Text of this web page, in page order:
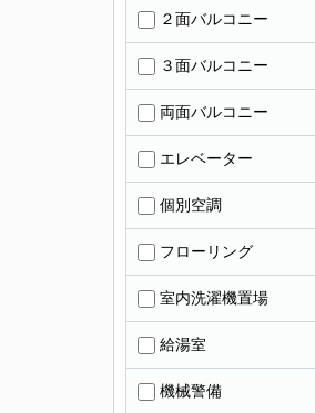
２面バルコニー
３面バルコニー
両面バルコニー
エレベーター
個別空調
フローリング
室内洗濯機置場
給湯室
機械警備